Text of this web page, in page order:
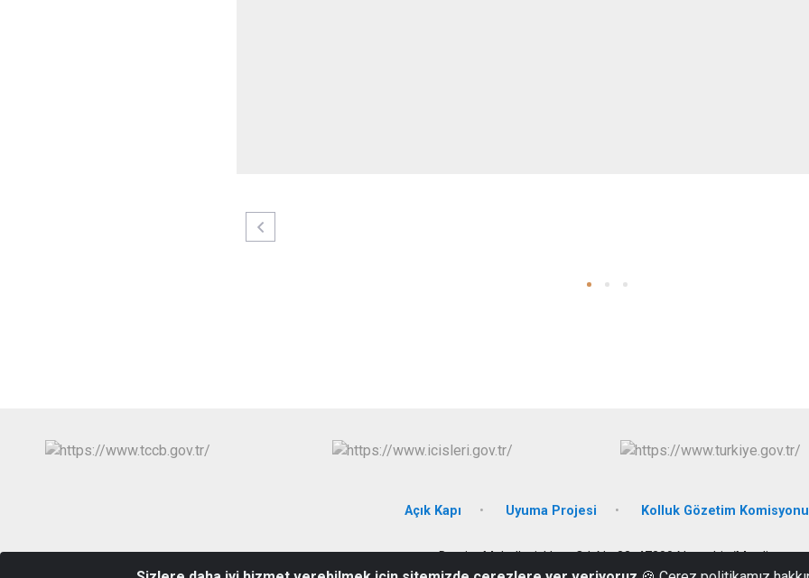
Açık Kapı Uyuma Projesi Kolluk Gözetim Komisyonu
Devrim Mahallesi, Hınıs Cd. No:32, 47300 Nusaybin/Mardin